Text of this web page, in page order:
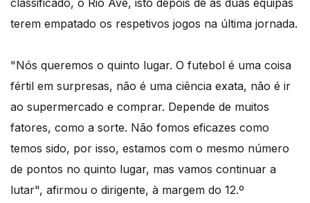
classificado, o Rio Ave, isto depois de as duas equipas
terem empatado os respetivos jogos na última jornada.
"Nós queremos o quinto lugar. O futebol é uma coisa
fértil em surpresas, não é uma ciência exata, não é ir
ao supermercado e comprar. Depende de muitos
fatores, como a sorte. Não fomos eficazes como
temos sido, por isso, estamos com o mesmo número
de pontos no quinto lugar, mas vamos continuar a
lutar", afirmou o dirigente, à margem do 12.º